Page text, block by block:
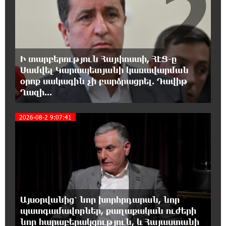
Վարչության կազմում
16:05:54 8-08-2026
«Սմայլ Սվիթ»-ի զարգացման ճանապարհը
Կոնվերս Բանկի գործընկերությամբ
15:33:02 8-08-2026
Ինչպես է ՔՊ-ն «հարգում» ժողովրդի քվեն.
15:21:17 8-08-2026
Ընդդիմությունը պետք է օր առաջ
համախմբվի այս ծանր իրավիճակից դուրս
գալու համար. Արմեն Մանվելյան
15:07:43 8-08-2026
Դուք ու ձեր անտաղանդ շոուները ոչ ավելին
են, քան անհաջող ու չստացված դերասանի
Ի տարբերություն Հայփոստի, ՀԷՑ-ը
Սամվել Կարապետյանի կառավարման
օրոք սակագին չի բարձրացրել. Դավիթ
Ղազի...
2026-08-2 9:07:41
Այսօրվանից՝ նոր խորհրդարան, նոր
պատգամավորներ, քաղաքական ուժերի
նոր հարաբերակցություն, և Հայաստանի
3